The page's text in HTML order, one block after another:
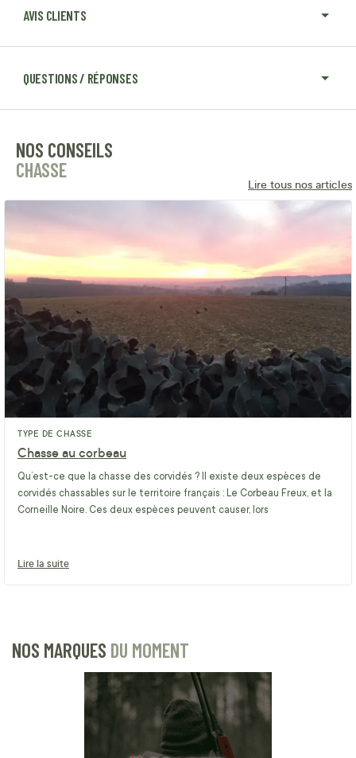
AVIS CLIENTS
QUESTIONS / RÉPONSES
NOS CONSEILS
CHASSE
Lire tous nos articles
TYPE DE CHASSE
Chasse au corbeau
Qu’est-ce que la chasse des corvidés ? Il existe deux espèces de
corvidés chassables sur le territoire français : Le Corbeau Freux, et la
Corneille Noire. Ces deux espèces peuvent causer, lors
Lire la suite
NOS MARQUES DU MOMENT